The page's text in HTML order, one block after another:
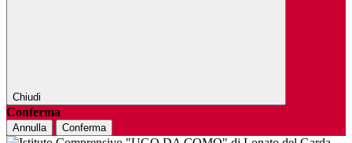
Chiudi
Conferma
Annulla Conferma